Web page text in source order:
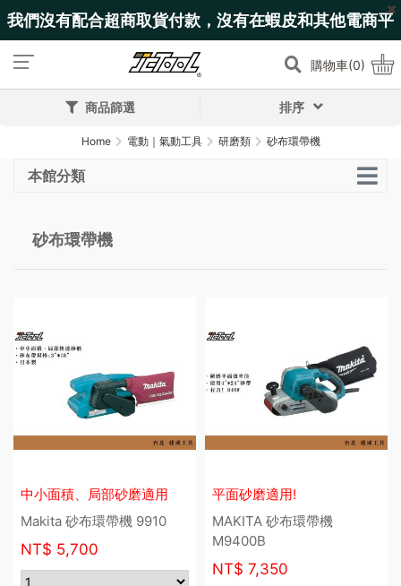
我們沒有配合超商取貨付款，沒有在蝦皮和其他電商平
台上架! 購物車(0)
商品篩選 排序
Home 電動｜氣動工具 研磨類 砂布環帶機
本館分類
砂布環帶機
中小面積、局部砂磨適用
Makita 砂布環帶機 9910
NT$ 5,700
平面砂磨適用!
MAKITA 砂布環帶機
M9400B
NT$ 7,350